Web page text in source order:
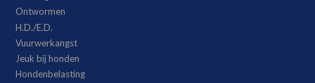
Ontwormen
H.D./E.D.
Vuurwerkangst
Jeuk bij honden
Hondenbelasting